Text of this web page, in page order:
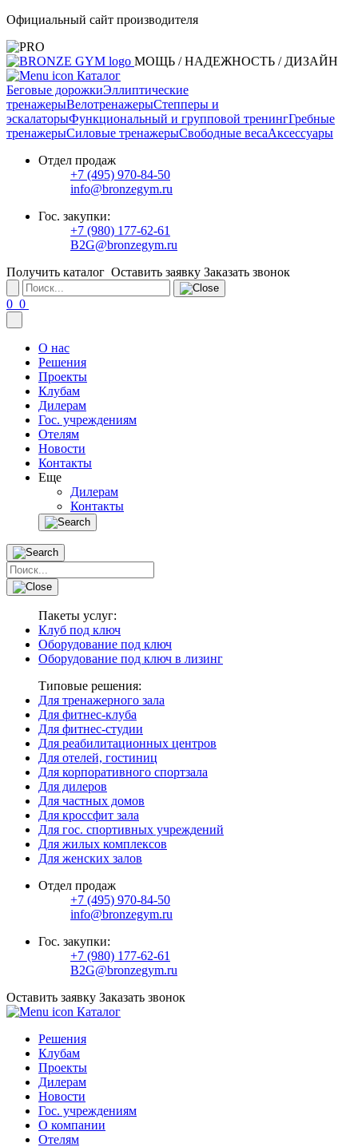
Официальный сайт производителя
МОЩЬ / НАДЕЖНОСТЬ / ДИЗАЙН
Каталог
Беговые дорожкиЭллиптические
тренажерыВелотренажерыСтепперы и
эскалаторыФункциональный и групповой тренингГребные
тренажерыСиловые тренажерыСвободные весаАксессуары
Отдел продаж
+7 (495) 970-84-50
info@bronzegym.ru
Гос. закупки:
+7 (980) 177-62-61
B2G@bronzegym.ru
Получить каталог Оставить заявку Заказать звонок
0 0
О нас
Решения
Проекты
Клубам
Дилерам
Гос. учреждениям
Отелям
Новости
Контакты
Еще
Дилерам
Контакты
Пакеты услуг:
Клуб под ключ
Оборудование под ключ
Оборудование под ключ в лизинг
Типовые решения:
Для тренажерного зала
Для фитнес-клуба
Для фитнес-студии
Для реабилитационных центров
Для отелей, гостиниц
Для корпоративного спортзала
Для дилеров
Для частных домов
Для кроссфит зала
Для гос. спортивных учреждений
Для жилых комплексов
Для женских залов
Отдел продаж
+7 (495) 970-84-50
info@bronzegym.ru
Гос. закупки:
+7 (980) 177-62-61
B2G@bronzegym.ru
Оставить заявку Заказать звонок
Каталог
Решения
Клубам
Проекты
Дилерам
Новости
Гос. учреждениям
О компании
Отелям